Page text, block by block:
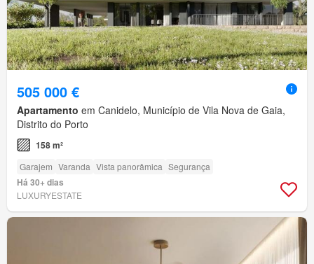
505 000 €
Apartamento em Canidelo, Município de Vila Nova de Gaia,
Distrito do Porto
158 m²
Garajem Varanda Vista panorâmica Segurança
Há 30+ dias
LUXURYESTATE